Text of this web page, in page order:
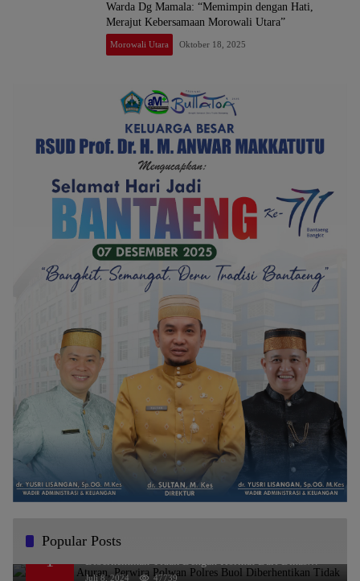
Warda Dg Mamala: “Memimpin dengan Hati,
Merajut Kebersamaan Morowali Utara”
Morowali Utara Oktober 18, 2025
Popular Posts
1
Melanggar Aturan, Perwira Polwan Polres Buol
Diberhentikan Tidak Dengan Hormat Dari Dinas
Kepolisian
Juli 8, 2024 47739